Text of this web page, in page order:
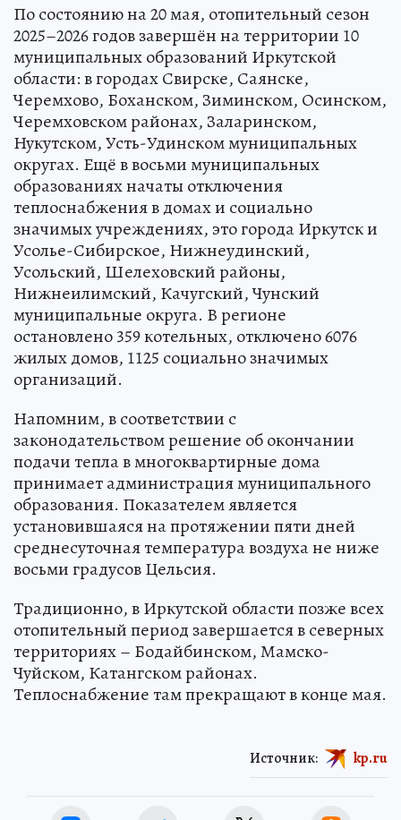
По состоянию на 20 мая, отопительный сезон
2025–2026 годов завершён на территории 10
муниципальных образований Иркутской
области: в городах Свирске, Саянске,
Черемхово, Боханском, Зиминском, Осинском,
Черемховском районах, Заларинском,
Нукутском, Усть-Удинском муниципальных
округах. Ещё в восьми муниципальных
образованиях начаты отключения
теплоснабжения в домах и социально
значимых учреждениях, это города Иркутск и
Усолье-Сибирское, Нижнеудинский,
Усольский, Шелеховский районы,
Нижнеилимский, Качугский, Чунский
муниципальные округа. В регионе
остановлено 359 котельных, отключено 6076
жилых домов, 1125 социально значимых
организаций.
Напомним, в соответствии с
законодательством решение об окончании
подачи тепла в многоквартирные дома
принимает администрация муниципального
образования. Показателем является
установившаяся на протяжении пяти дней
среднесуточная температура воздуха не ниже
восьми градусов Цельсия.
Традиционно, в Иркутской области позже всех
отопительный период завершается в северных
территориях – Бодайбинском, Мамско-
Чуйском, Катангском районах.
Теплоснабжение там прекращают в конце мая.
Источник: kp.ru